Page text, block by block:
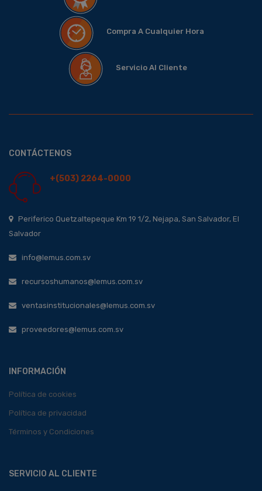
Compra A Cualquier Hora
Servicio Al Cliente
CONTÁCTENOS
+(503) 2264-0000
Periferico Quetzaltepeque Km 19 1/2, Nejapa, San Salvador, El
Salvador
info@lemus.com.sv
recursoshumanos@lemus.com.sv
ventasinstitucionales@lemus.com.sv
proveedores@lemus.com.sv
INFORMACIÓN
Política de cookies
Política de privacidad
Términos y Condiciones
SERVICIO AL CLIENTE